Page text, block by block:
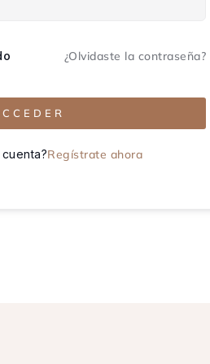
¿Olvidaste la contraseña?
Regístrate ahora